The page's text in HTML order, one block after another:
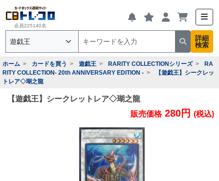
会員225140名
詳細
検索
ホーム カードを買う 遊戯王 RARITY COLLECTIONシリーズ
RA
RITY COLLECTION- 20th ANNIVERSARY EDITION -
【遊戯王】シークレッ
トレア◇瑚之龍
【遊戯王】シークレットレア◇瑚之龍
販売価格 280円 (税込)